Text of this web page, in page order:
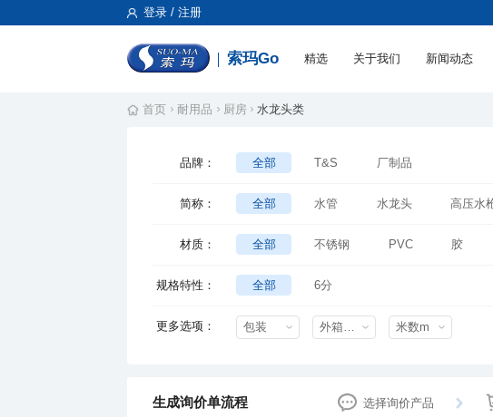
登录 / 注册
索玛Go 精选 关于我们 新闻动态
首页 耐用品 厨房 水龙头类
品牌： 全部 T&S 厂制品
简称： 全部 水管 水龙头 高压水
材质： 全部 不锈钢 PVC 胶
规格特性： 全部 6分
更多选项： 包装 外箱尺寸mm 米数m
生成询价单流程 选择询价产品